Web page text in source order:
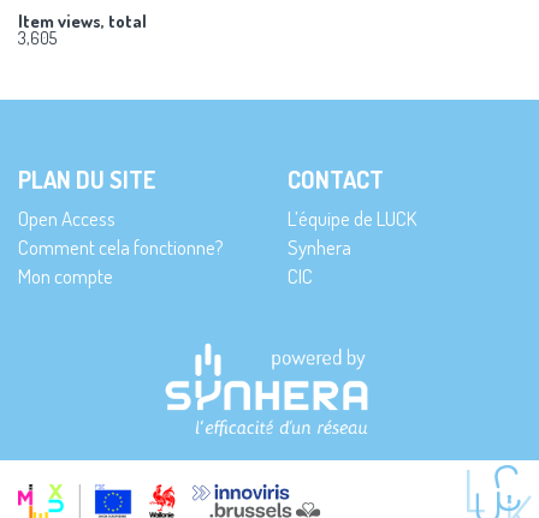
Item views, total
3,605
PLAN DU SITE
Open Access
Comment cela fonctionne?
Mon compte
CONTACT
L’équipe de LUCK
Synhera
CIC